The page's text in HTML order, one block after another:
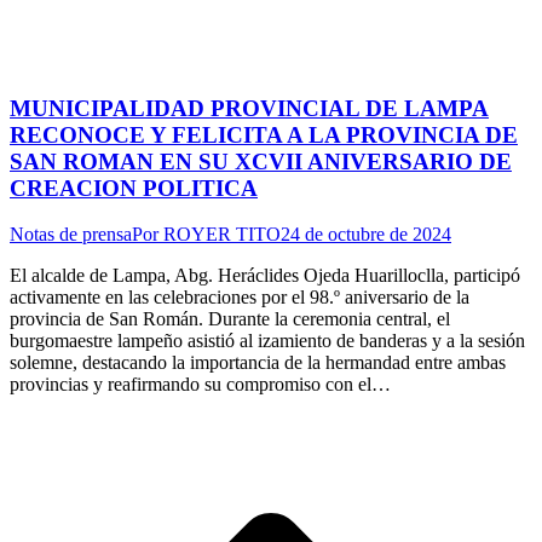
MUNICIPALIDAD PROVINCIAL DE LAMPA
RECONOCE Y FELICITA A LA PROVINCIA DE
SAN ROMAN EN SU XCVII ANIVERSARIO DE
CREACION POLITICA
Notas de prensaPorROYER TITO24 de octubre de 2024
El alcalde de Lampa, Abg. Heráclides Ojeda Huarilloclla, participó
activamente en las celebraciones por el 98.º aniversario de la
provincia de San Román. Durante la ceremonia central, el
burgomaestre lampeño asistió al izamiento de banderas y a la sesión
solemne, destacando la importancia de la hermandad entre ambas
provincias y reafirmando su compromiso con el…